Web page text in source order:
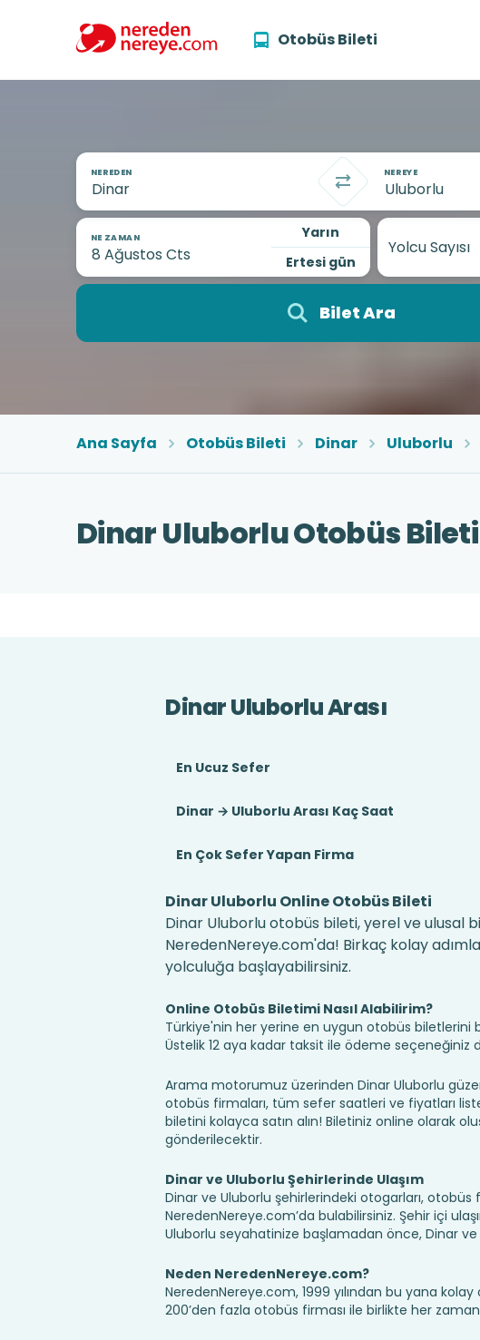
Otobüs Bileti
NEREDEN NEREYE
NE ZAMAN
Yarın
Ertesi gün
Yolcu Sayısı
Bilet Ara
Ana Sayfa Otobüs Bileti Dinar Uluborlu
Dinar Uluborlu Otobüs Bileti
Dinar Uluborlu Arası
En Ucuz Sefer
Dinar → Uluborlu Arası Kaç Saat
En Çok Sefer Yapan Firma
Dinar Uluborlu Online Otobüs Bileti
Dinar Uluborlu otobüs bileti, yerel ve ulusal
NeredenNereye.com'da! Birkaç kolay
yolculuğa başlayabilirsiniz.
Online Otobüs Biletimi Nasıl Alabilirim?
Türkiye'nin her yerine en uygun otobüs biletlerini
Üstelik 12 aya kadar taksit ile ödeme seçeneğiniz
Arama motorumuz üzerinden Dinar Uluborlu
otobüs firmaları, tüm sefer saatleri ve fiyatları
biletini kolayca satın alın! Biletiniz online olarak
gönderilecektir.
Dinar ve Uluborlu Şehirlerinde Ulaşım
Dinar ve Uluborlu şehirlerindeki otogarları, otobüs
NeredenNereye.com’da bulabilirsiniz. Şehir içi
Uluborlu seyahatinize başlamadan önce, Dinar
Neden NeredenNereye.com?
NeredenNereye.com, 1999 yılından bu yana
200’den fazla otobüs firması ile birlikte her